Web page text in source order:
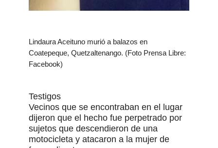
Lindaura Aceituno murió a balazos en
Coatepeque, Quetzaltenango. (Foto Prensa Libre:
Facebook)
Testigos
Vecinos que se encontraban en el lugar
dijeron que el hecho fue perpetrado por
sujetos que descendieron de una
motocicleta y atacaron a la mujer de